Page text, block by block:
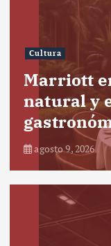
Cultura
Marriott
natural y
agosto 9, 2026